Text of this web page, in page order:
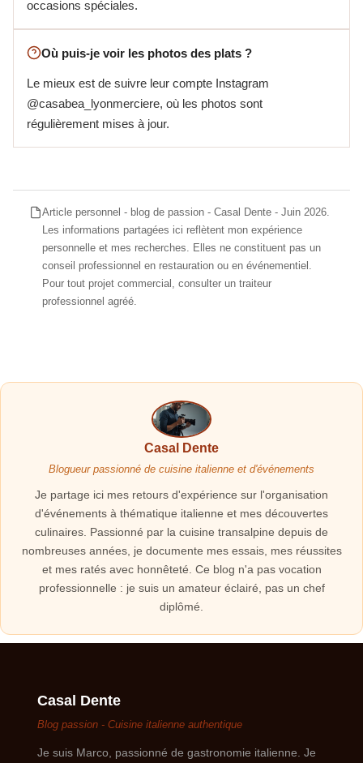
occasions spéciales.
Où puis-je voir les photos des plats ?
Le mieux est de suivre leur compte Instagram
@casabea_lyonmerciere, où les photos sont
régulièrement mises à jour.
Article personnel - blog de passion - Casal Dente - Juin 2026.
Les informations partagées ici reflètent mon expérience
personnelle et mes recherches. Elles ne constituent pas un
conseil professionnel en restauration ou en événementiel.
Pour tout projet commercial, consulter un traiteur
professionnel agréé.
Casal Dente
Blogueur passionné de cuisine italienne et d'événements
Je partage ici mes retours d'expérience sur l'organisation
d'événements à thématique italienne et mes découvertes
culinaires. Passionné par la cuisine transalpine depuis de
nombreuses années, je documente mes essais, mes réussites
et mes ratés avec honnêteté. Ce blog n'a pas vocation
professionnelle : je suis un amateur éclairé, pas un chef
diplômé.
Casal Dente
Blog passion - Cuisine italienne authentique
Je suis Marco, passionné de gastronomie italienne. Je